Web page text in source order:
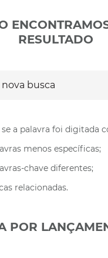
RESULTADO
a palavra foi digitada
menos específicas;
chave diferentes;
relacionadas.
POR